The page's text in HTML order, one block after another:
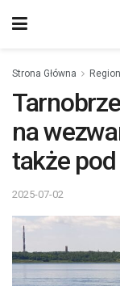
Strona Główna Region
na
także
2025-07-02